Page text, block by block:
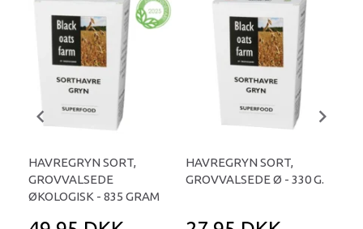
HAVREGRYN SORT,
GROVVALSEDE
ØKOLOGISK - 835 GRAM
HAVREGRYN SORT,
GROVVALSEDE Ø - 330 G.